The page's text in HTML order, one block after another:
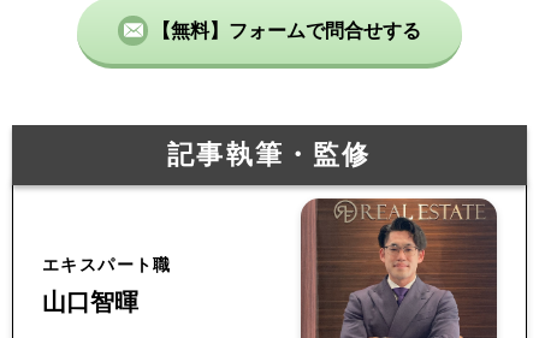
【無料】フォームで問合せする
記事執筆・監修
エキスパート職
山口智暉